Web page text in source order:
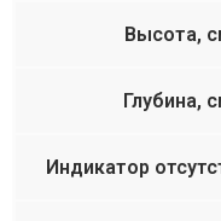
Высота,
Глубина,
Индикатор